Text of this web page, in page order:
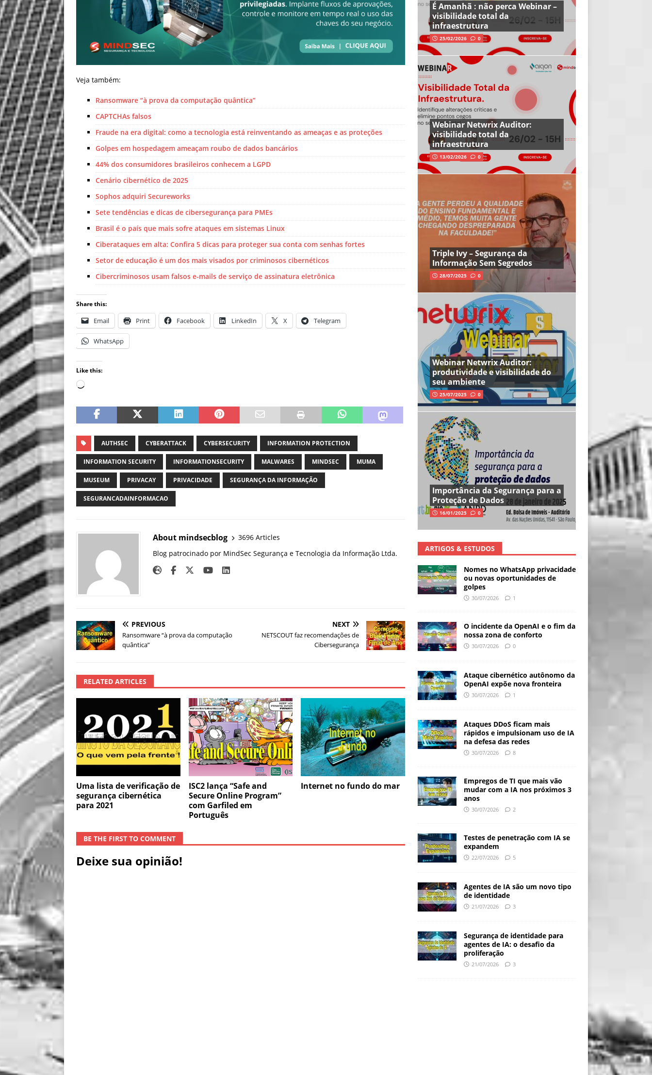
Veja também:
Ransomware “à prova da computação quântica”
CAPTCHAs falsos
Fraude na era digital: como a tecnologia está reinventando as ameaças e as proteções
Golpes em hospedagem ameaçam roubo de dados bancários
44% dos consumidores brasileiros conhecem a LGPD
Cenário cibernético de 2025
Sophos adquiri Secureworks
Sete tendências e dicas de cibersegurança para PMEs
Brasil é o país que mais sofre ataques em sistemas Linux
Ciberataques em alta: Confira 5 dicas para proteger sua conta com senhas fortes
Setor de educação é um dos mais visados por criminosos cibernéticos
Cibercriminosos usam falsos e-mails de serviço de assinatura eletrônica
Share this:
Email Print Facebook LinkedIn X Telegram
WhatsApp
Like this:
AUTHSEC CYBERATTACK CYBERSECURITY INFORMATION PROTECTION
INFORMATION SECURITY INFORMATIONSECURITY MALWARES MINDSEC MUMA
MUSEUM PRIVACAY PRIVACIDADE SEGURANÇA DA INFORMAÇÃO
SEGURANCADAINFORMACAO
About mindsecblog
3696 Articles
Blog patrocinado por MindSec Segurança e Tecnologia da Informação Ltda.
PREVIOUS
Ransomware “à prova da computação
quântica”
NEXT
NETSCOUT faz recomendações de
Cibersegurança
RELATED ARTICLES
Uma lista de verificação de
segurança cibernética
para 2021
ISC2 lança “Safe and
Secure Online Program”
com Garfiled em
Português
Internet no fundo do mar
BE THE FIRST TO COMMENT
Deixe sua opinião!
É Amanhã : não perca Webinar –
visibilidade total da
infraestrutura
25/02/2026 0
Webinar Netwrix Auditor:
visibilidade total da
infraestrutura
13/02/2026 0
Triple Ivy – Segurança da
Informação Sem Segredos
28/07/2025 0
Webinar Netwrix Auditor:
produtividade e visibilidade do
seu ambiente
25/07/2025 0
Importância da Segurança para a
Proteção de Dados
16/01/2025 0
ARTIGOS & ESTUDOS
Nomes no WhatsApp privacidade
ou novas oportunidades de
golpes
30/07/2026 1
O incidente da OpenAI e o fim da
nossa zona de conforto
30/07/2026 0
Ataque cibernético autônomo da
OpenAI expõe nova fronteira
30/07/2026 1
Ataques DDoS ficam mais
rápidos e impulsionam uso de IA
na defesa das redes
30/07/2026 8
Empregos de TI que mais vão
mudar com a IA nos próximos 3
anos
30/07/2026 2
Testes de penetração com IA se
expandem
22/07/2026 5
Agentes de IA são um novo tipo
de identidade
21/07/2026 3
Segurança de identidade para
agentes de IA: o desafio da
proliferação
21/07/2026 3